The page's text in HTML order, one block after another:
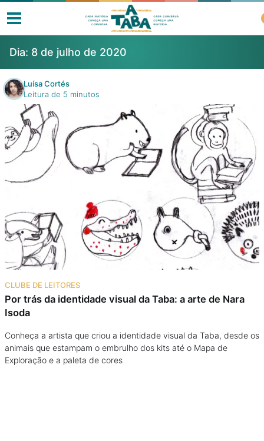
Livros
Resenhas
Clube de Leitores
Como ler?
Na escola
Na família
Colunas
Dia: 8 de julho de 2020
Luísa Cortés
Leitura de 5 minutos
CLUBE DE LEITORES
Por trás da identidade visual da Taba: a arte de Nara
Isoda
Conheça a artista que criou a identidade visual da Taba, desde os
animais que estampam o embrulho dos kits até o Mapa de
Exploração e a paleta de cores